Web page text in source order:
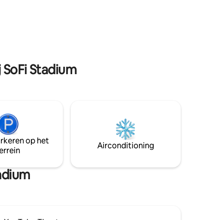
Stadium
op het
Airconditioning